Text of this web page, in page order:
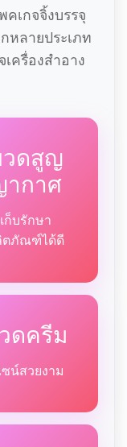
เกจจิ้งบรรจุ
หลายประเภท
ครื่องสำอาง
ดสูญ
กาศ
เก็บรักษา
ตภัณฑ์ได้ดี
ดครีม
น์สวยงาม